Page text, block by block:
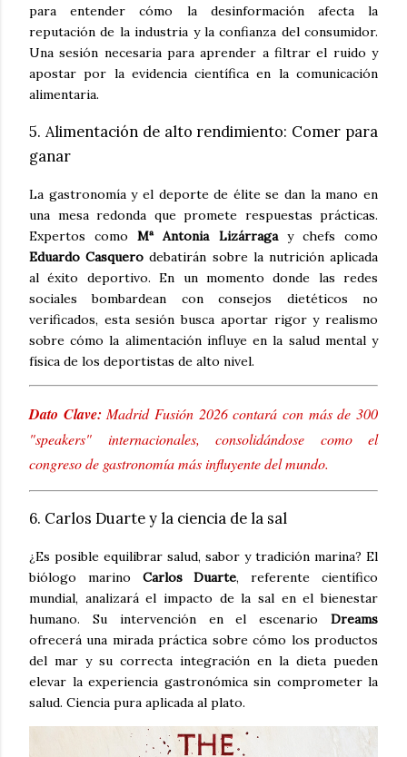
para entender cómo la desinformación afecta la
reputación de la industria y la confianza del consumidor.
Una sesión necesaria para aprender a filtrar el ruido y
apostar por la evidencia científica en la comunicación
alimentaria.
5. Alimentación de alto rendimiento: Comer para
ganar
La gastronomía y el deporte de élite se dan la mano en
una mesa redonda que promete respuestas prácticas.
Expertos comoMª Antonia Lizárragay chefs como
Eduardo Casquero debatirán sobre la nutrición aplicada
al éxito deportivo. En un momento donde las redes
sociales bombardean con consejos dietéticos no
verificados, esta sesión busca aportar rigor y realismo
sobre cómo la alimentación influye en la salud mental y
física de los deportistas de alto nivel.
Dato Clave: Madrid Fusión 2026 contará con más de 300
"speakers" internacionales, consolidándose como el
congreso de gastronomía más influyente del mundo.
6. Carlos Duarte y la ciencia de la sal
¿Es posible equilibrar salud, sabor y tradición marina? El
biólogo marino Carlos Duarte, referente científico
mundial, analizará el impacto de la sal en el bienestar
humano. Su intervención en el escenario Dreams
ofrecerá una mirada práctica sobre cómo los productos
del mar y su correcta integración en la dieta pueden
elevar la experiencia gastronómica sin comprometer la
salud. Ciencia pura aplicada al plato.